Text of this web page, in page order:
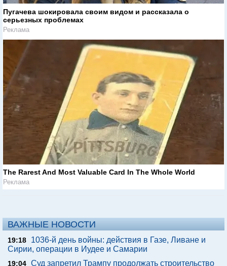
Пугачева шокировала своим видом и рассказала о
серьезных проблемах
Реклама
The Rarest And Most Valuable Card In The Whole World
Реклама
ВАЖНЫЕ НОВОСТИ
19:18
1036-й день войны: действия в Газе, Ливане и
Сирии, операции в Иудее и Самарии
19:04 Суд запретил Трампу продолжать строительство